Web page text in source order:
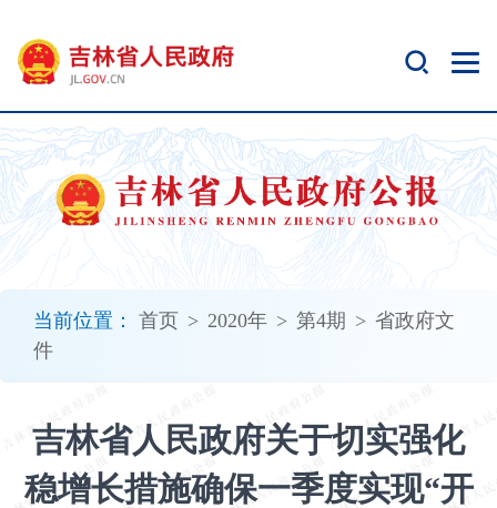
当前位置： 首页 > 2020年 > 第4期 > 省政府文
件
吉林省人民政府关于切实强化
稳增长措施确保一季度实现“开
开
无
障
碍
说
明
加